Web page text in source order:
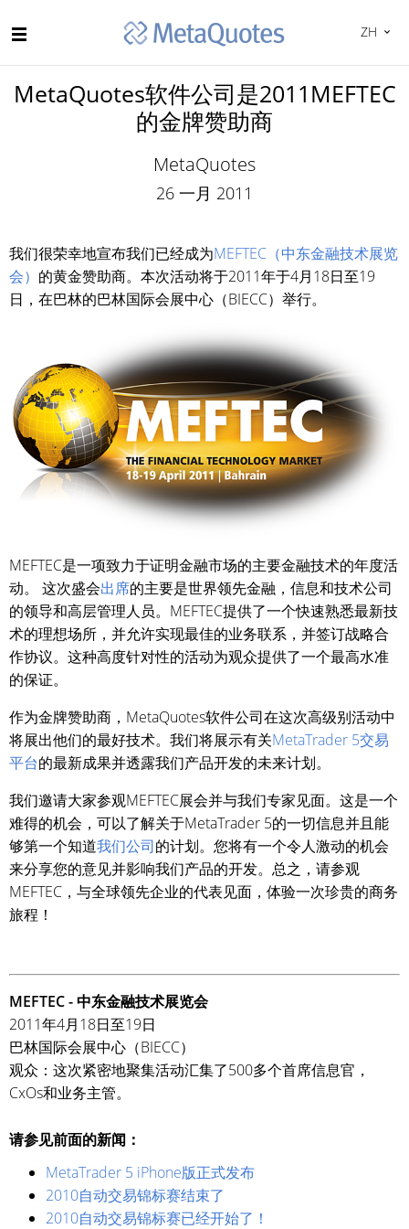
ZH
MetaQuotes软件公司是2011MEFTEC
的金牌赞助商
MetaQuotes
26 一月 2011
我们很荣幸地宣布我们已经成为MEFTEC（中东金融技术展览
会） 的黄金赞助商。本次活动将于2011年于4月18日至19
日，在巴林的巴林国际会展中心（BIECC）举行。
MEFTEC是一项致力于证明金融市场的主要金融技术的年度活
动。 这次盛会出席的主要是世界领先金融，信息和技术公司
的领导和高层管理人员。MEFTEC提供了一个快速熟悉最新技
术的理想场所，并允许实现最佳的业务联系，并签订战略合
作协议。这种高度针对性的活动为观众提供了一个最高水准
的保证。
作为金牌赞助商，MetaQuotes软件公司在这次高级别活动中
将展出他们的最好技术。我们将展示有关MetaTrader 5交易
平台的最新成果并透露我们产品开发的未来计划。
我们邀请大家参观MEFTEC展会并与我们专家见面。这是一个
难得的机会，可以了解关于MetaTrader 5的一切信息并且能
够第一个知道我们公司的计划。您将有一个令人激动的机会
来分享您的意见并影响我们产品的开发。总之，请参观
MEFTEC，与全球领先企业的代表见面，体验一次珍贵的商务
旅程！
MEFTEC - 中东金融技术展览会
2011年4月18日至19日
巴林国际会展中心（BIECC）
观众：这次紧密地聚集活动汇集了500多个首席信息官，
CxOs和业务主管。
请参见前面的新闻：
MetaTrader 5 iPhone版正式发布
2010自动交易锦标赛结束了
2010自动交易锦标赛已经开始了！